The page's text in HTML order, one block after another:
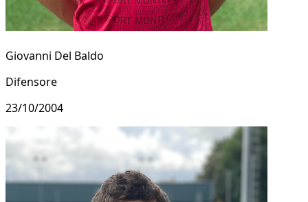
Giovanni Del Baldo
Difensore
23/10/2004